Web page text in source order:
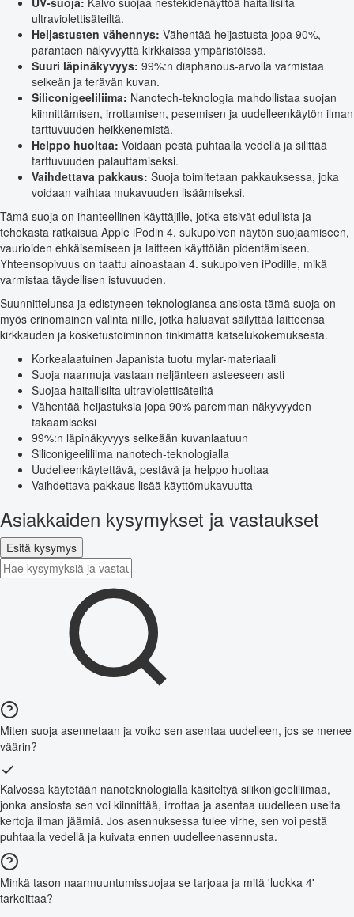
ultraviolettisäteiltä.
Heijastusten vähennys: Vähentää heijastusta jopa 90%,
parantaen näkyvyyttä kirkkaissa ympäristöissä.
Suuri läpinäkyvyys: 99%:n diaphanous-arvolla varmistaa
selkeän ja terävän kuvan.
Siliconigeeliliima: Nanotech-teknologia mahdollistaa suojan
kiinnittämisen, irrottamisen, pesemisen ja uudelleenkäytön ilman
tarttuvuuden heikkenemistä.
Helppo huoltaa: Voidaan pestä puhtaalla vedellä ja silittää
tarttuvuuden palauttamiseksi.
Vaihdettava pakkaus: Suoja toimitetaan pakkauksessa, joka
voidaan vaihtaa mukavuuden lisäämiseksi.
Tämä suoja on ihanteellinen käyttäjille, jotka etsivät edullista ja
tehokasta ratkaisua Apple iPodin 4. sukupolven näytön suojaamiseen,
vaurioiden ehkäisemiseen ja laitteen käyttöiän pidentämiseen.
Yhteensopivuus on taattu ainoastaan 4. sukupolven iPodille, mikä
varmistaa täydellisen istuvuuden.
Suunnittelunsa ja edistyneen teknologiansa ansiosta tämä suoja on
myös erinomainen valinta niille, jotka haluavat säilyttää laitteensa
kirkkauden ja kosketustoiminnon tinkimättä katselukokemuksesta.
Korkealaatuinen Japanista tuotu mylar-materiaali
Suoja naarmuja vastaan neljänteen asteeseen asti
Suojaa haitallisilta ultraviolettisäteiltä
Vähentää heijastuksia jopa 90% paremman näkyvyyden
takaamiseksi
99%:n läpinäkyvyys selkeään kuvanlaatuun
Siliconigeeliliima nanotech-teknologialla
Uudelleenkäytettävä, pestävä ja helppo huoltaa
Vaihdettava pakkaus lisää käyttömukavuutta
Asiakkaiden kysymykset ja vastaukset
Esitä kysymys
Miten suoja asennetaan ja voiko sen asentaa uudelleen, jos se menee
väärin?
Kalvossa käytetään nanoteknologialla käsiteltyä silikonigeeliliimaa,
jonka ansiosta sen voi kiinnittää, irrottaa ja asentaa uudelleen useita
kertoja ilman jäämiä. Jos asennuksessa tulee virhe, sen voi pestä
puhtaalla vedellä ja kuivata ennen uudelleenasennusta.
Minkä tason naarmuuntumissuojaa se tarjoaa ja mitä 'luokka 4'
tarkoittaa?